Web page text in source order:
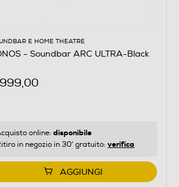
E HOME THEATRE
- Soundbar ARC ULTRA-Black
online: disponibile
in negozio in 30' gratuito: verifica
AGGIUNGI